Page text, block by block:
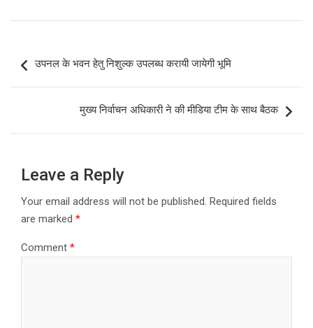
ce
o
o
at
A
p
p
ar
e
navigation
उपनल के भवन हेतु निशुल्क उपलब्ध करायी जायेगी भूमि
मुख्य निर्वाचन अधिकारी ने की मीडिया टीम के साथ बैठक
Leave a Reply
Your email address will not be published. Required fields
are marked *
Comment *